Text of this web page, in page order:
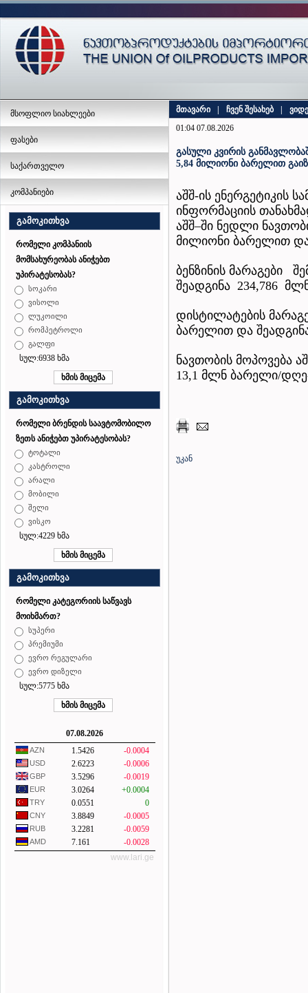
მსოფლიო სიახლეები
ფასები
საქართველო
კომპანიები
გამოკითხვა
რომელი კომპანიის
მომსახურეობას ანიჭებთ
უპირატესობას?
სოკარი
ვისოლი
ლუკოილი
რომპეტროლი
გალფი
სულ:6938 ხმა
გამოკითხვა
რომელი ბრენდის საავტომობილო
ზეთს ანიჭებთ უპირატესობას?
ტოტალი
კასტროლი
არალი
მობილი
შელი
ვისკო
სულ:4229 ხმა
გამოკითხვა
რომელი კატეგორიის საწვავს
მოიხმართ?
სუპერი
პრემიუმი
ევრო რეგულარი
ევრო დიზელი
სულ:5775 ხმა
07.08.2026
AZN 1.5426 -0.0004
USD 2.6223 -0.0006
GBP 3.5296 -0.0019
EUR 3.0264 +0.0004
TRY 0.0551 0
CNY 3.8849 -0.0005
RUB 3.2281 -0.0059
AMD 7.161
-0.0028
www.lari.ge
მთავარი ჩვენ შესახებ
01:04 07.08.2026
გასული კვირის
5,84 მილიონი ბარელით
აშშ-ის ენერგეტიკის
ინფორმაციის
აშშ–ში ნედლი
მილიონი ბარელით
ბენზინის მარაგები
შეადგინა 234,786
დისტილატების
ბარელით და
ნავთობის მოპოვება
13,1 მლნ ბარელი/
უკან